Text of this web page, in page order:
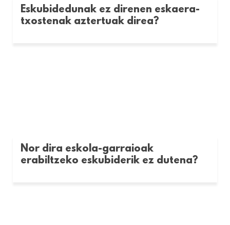
Eskubidedunak ez direnen eskaera-
txostenak aztertuak direa?
Nor dira eskola-garraioak
erabiltzeko eskubiderik ez dutena?